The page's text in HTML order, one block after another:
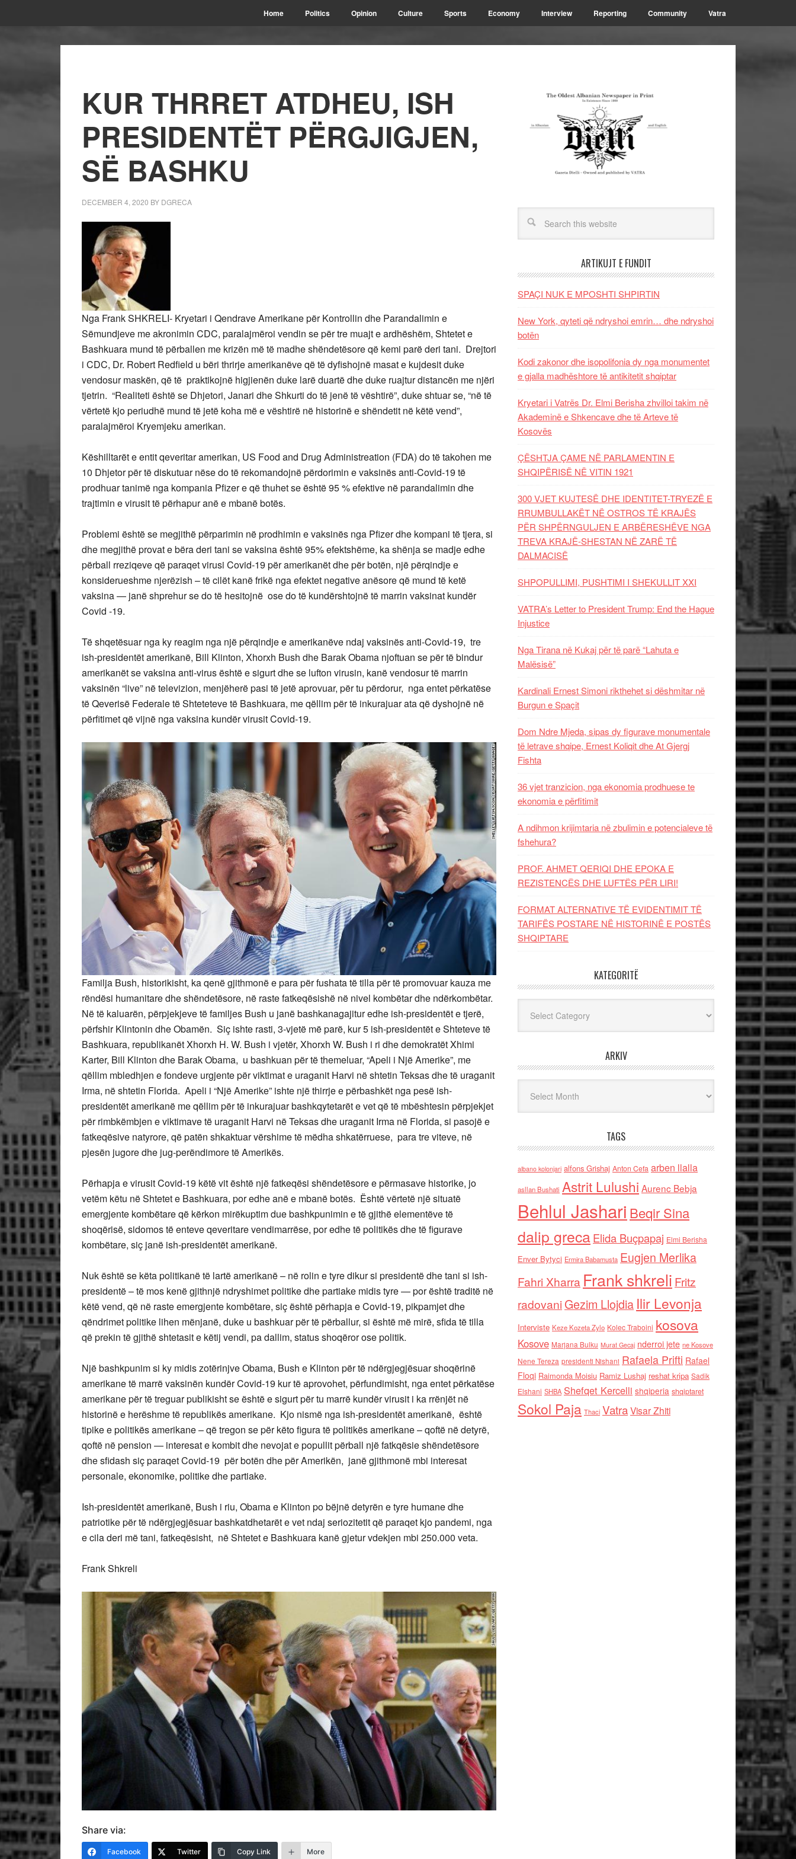
Home Politics Opinion Culture Sports Economy Interview Reporting Community Vatra
KUR THRRET ATDHEU, ISH
PRESIDENTËT PËRGJIGJEN,
SË BASHKU
DECEMBER 4, 2020 BY DGRECA
Nga Frank SHKRELI- Kryetari i Qendrave Amerikane për Kontrollin dhe Parandalimin e
Sëmundjeve me akronimin CDC, paralajmëroi vendin se për tre muajt e ardhëshëm, Shtetet e
Bashkuara mund të përballen me krizën më të madhe shëndetësore që kemi parë deri tani. Drejtori
i CDC, Dr. Robert Redfield u bëri thrirje amerikanëve që të dyfishojnë masat e kujdesit duke
vendosur maskën, që të praktikojnë higjienën duke larë duartë dhe duke ruajtur distancën me njëri
tjetrin. “Realiteti është se Dhjetori, Janari dhe Shkurti do të jenë të vështirë”, duke shtuar se, “në të
vërtetë kjo periudhë mund të jetë koha më e vështirë në historinë e shëndetit në këtë vend”,
paralajmëroi Kryemjeku amerikan.
Këshilltarët e entit qeveritar amerikan, US Food and Drug Administreation (FDA) do të takohen me
10 Dhjetor për të diskutuar nëse do të rekomandojnë përdorimin e vaksinës anti-Covid-19 të
prodhuar tanimë nga kompania Pfizer e që thuhet se është 95 % efektive në parandalimin dhe
trajtimin e virusit të përhapur anë e mbanë botës.
Problemi është se megjithë përparimin në prodhimin e vaksinës nga Pfizer dhe kompani të tjera, si
dhe megjithë provat e bëra deri tani se vaksina është 95% efektshëme, ka shënja se madje edhe
përball rreziqeve që paraqet virusi Covid-19 për amerikanët dhe për botën, një përqindje e
konsiderueshme njerëzish – të cilët kanë frikë nga efektet negative anësore që mund të ketë
vaksina — janë shprehur se do të hesitojnë ose do të kundërshtojnë të marrin vaksinat kundër
Covid -19.
Të shqetësuar nga ky reagim nga një përqindje e amerikanëve ndaj vaksinës anti-Covid-19, tre
ish-presidentët amerikanë, Bill Klinton, Xhorxh Bush dhe Barak Obama njoftuan se për të bindur
amerikanët se vaksina anti-virus është e sigurt dhe se lufton virusin, kanë vendosur të marrin
vaksinën “live” në televizion, menjëherë pasi të jetë aprovuar, për tu përdorur, nga entet përkatëse
të Qeverisë Federale të Shteteteve të Bashkuara, me qëllim për të inkurajuar ata që dyshojnë në
përfitimet që vijnë nga vaksina kundër virusit Covid-19.
Familja Bush, historikisht, ka qenë gjithmonë e para për fushata të tilla për të promovuar kauza me
rëndësi humanitare dhe shëndetësore, në raste fatkeqësishë në nivel kombëtar dhe ndërkombëtar.
Në të kaluarën, përpjekjeve të familjes Bush u janë bashkanagajitur edhe ish-presidentët e tjerë,
përfshir Klintonin dhe Obamën. Siç ishte rasti, 3-vjetë më parë, kur 5 ish-presidentët e Shteteve të
Bashkuara, republikanët Xhorxh H. W. Bush i vjetër, Xhorxh W. Bush i ri dhe demokratët Xhimi
Karter, Bill Klinton dhe Barak Obama, u bashkuan për të themeluar, “Apeli i Një Amerike”, me
qëllim mbledhjen e fondeve urgjente për viktimat e uraganit Harvi në shtetin Teksas dhe të uraganit
Irma, në shtetin Florida. Apeli i “Një Amerike” ishte një thirrje e përbashkët nga pesë ish-
presidentët amerikanë me qëllim për të inkurajuar bashkqytetarët e vet që të mbështesin përpjekjet
për rimbkëmbjen e viktimave të uraganit Harvi në Teksas dhe uraganit Irma në Florida, si pasojë e
fatkeqësive natyrore, që patën shkaktuar vërshime të mëdha shkatërruese, para tre viteve, në
pjesën jugore dhe jug-perëndimore të Amerikës.
Përhapja e virusit Covid-19 këtë vit është një fatkeqësi shëndetësore e përmasave historike, jo
vetëm këtu në Shtetet e Bashkuara, por edhe anë e mbanë botës. Është vërtetë një situatë
emergjente kombëtare që kërkon mirëkuptim due bashkpunimin e të gjithë elementëve të
shoqërisë, sidomos të enteve qeveritare vendimarrëse, por edhe të politikës dhe të figurave
kombëtare, siç janë ish-presidentët amerikanë.
Nuk është se këta politikanë të lartë amerikanë – në rolin e tyre dikur si presidentë dhe tani si ish-
presidentë – të mos kenë gjithnjë ndryshimet politike dhe partiake midis tyre — por është traditë në
këtë vend, që në raste emergjente kombëtare, siç është përhapja e Covid-19, pikpamjet dhe
qëndrimet politike lihen mënjanë, duke u bashkuar për të përballur, si është më mirë, sfida të tilla
që prekin të gjithë shtetasit e këtij vendi, pa dallim, status shoqëror ose politik.
Një bashkpunim si ky midis zotërinjve Obama, Bush e Klinton për të ndërgjegjësuar shoqërinë
amerikane të marrë vaksinën kundër Covid-19 kur të aprovohet, përfundimisht, nga entet përkatëse
amerikane për të treguar publikisht se është e sigurt për tu marrë kundër virusit i ka rrënjët në
historinë e herëshme të republikës amerikane. Kjo nismë nga ish-presidentët amerikanë, është
tipike e politikës amerikane – që tregon se për këto figura të politikës amerikane – qoftë në detyrë,
qoftë në pension — interesat e kombit dhe nevojat e popullit përball një fatkqësie shëndetësore
dhe sfidash siç paraqet Covid-19 për botën dhe për Amerikën, janë gjithmonë mbi interesat
personale, ekonomike, politike dhe partiake.
Ish-presidentët amerikanë, Bush i riu, Obama e Klinton po bëjnë detyrën e tyre humane dhe
patriotike për të ndërgjegjësuar bashkatdhetarët e vet ndaj seriozitetit që paraqet kjo pandemi, nga
e cila deri më tani, fatkeqësisht, në Shtetet e Bashkuara kanë gjetur vdekjen mbi 250.000 veta.
Frank Shkreli
Share via:
Facebook Twitter Copy Link More
ARTIKUJT E FUNDIT
SPAÇI NUK E MPOSHTI SHPIRTIN
New York, qyteti që ndryshoi emrin… dhe ndryshoi
botën
Kodi zakonor dhe isopolifonia dy nga monumentet
e gjalla madhështore të antikitetit shqiptar
Kryetari i Vatrës Dr. Elmi Berisha zhvilloi takim në
Akademinë e Shkencave dhe të Arteve të
Kosovës
ÇËSHTJA ÇAME NË PARLAMENTIN E
SHQIPËRISË NË VITIN 1921
300 VJET KUJTESË DHE IDENTITET-TRYEZË E
RRUMBULLAKËT NË OSTROS TË KRAJËS
PËR SHPËRNGULJEN E ARBËRESHËVE NGA
TREVA KRAJË-SHESTAN NË ZARË TË
DALMACISË
SHPOPULLIMI, PUSHTIMI I SHEKULLIT XXI
VATRA’s Letter to President Trump: End the Hague
Injustice
Nga Tirana në Kukaj për të parë “Lahuta e
Malësisë”
Kardinali Ernest Simoni rikthehet si dëshmitar në
Burgun e Spaçit
Dom Ndre Mjeda, sipas dy figurave monumentale
të letrave shqipe, Ernest Koliqit dhe At Gjergj
Fishta
36 vjet tranzicion, nga ekonomia prodhuese te
ekonomia e përfitimit
A ndihmon krijimtaria në zbulimin e potencialeve të
fshehura?
PROF. AHMET QERIQI DHE EPOKA E
REZISTENCЁS DHE LUFTЁS PЁR LIRI!
FORMAT ALTERNATIVE TË EVIDENTIMIT TË
TARIFËS POSTARE NË HISTORINË E POSTËS
SHQIPTARE
KATEGORITË
ARKIV
TAGS
albano kolonjari alfons Grishaj Anton Cefa arben llalla
asllan Bushati Astrit Lulushi Aurenc Bebja
Behlul Jashari Beqir Sina
dalip grecaElida Buçpapaj Elmi Berisha
Enver Bytyci Ermira Babamusta Eugjen Merlika
Fahri Xharra Frank shkreli Fritz
radovaniGezim Llojdia Ilir Levonja
Interviste Keze Kozeta Zylo Kolec Traboini kosova
Kosove Marjana Bulku Murat Gecaj nderroi jete ne Kosove
Nene Tereza presidenti Nishani Rafaela Prifti Rafael
Floqi Raimonda Moisiu Ramiz Lushaj reshat kripa Sadik
Elshani SHBA Shefqet Kercelli shqiperia shqiptaret
Sokol Paja Thaci VatraVisar Zhiti